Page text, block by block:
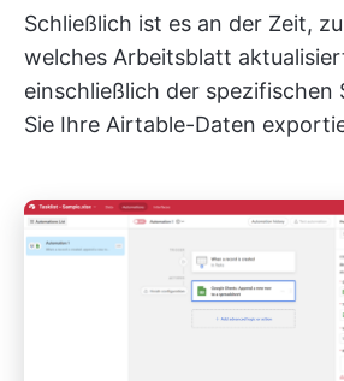
Schließlich ist es an der Zeit,
welches Arbeitsblatt
einschließlich der spezifischen
Sie Ihre Airtable-Daten